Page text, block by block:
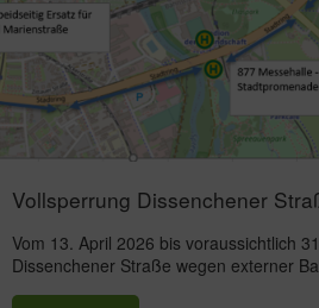
Vollsperrung Dissenchener
Vom 13. April 2026 bis voraussichtlich
Dissenchener Straße wegen externer